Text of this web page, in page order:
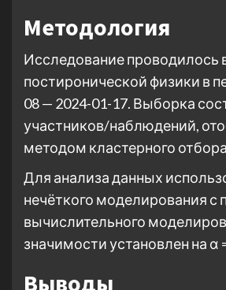
Методология
Исследование проводилось
постиронической физики в
08 — 2024-01-17. Выборка
участников/наблюдений,
методом кластерного
Для анализа данных
нечёткого моделирования с
вычислительного
значимости установлен на α
Выводы